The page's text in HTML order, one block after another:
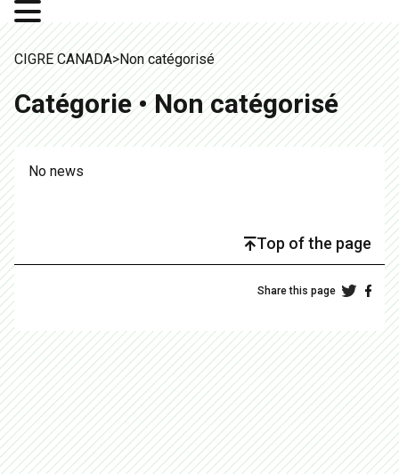
CIGRE CANADA>Non catégorisé
Catégorie • Non catégorisé
No news
Top of the page
Share this page